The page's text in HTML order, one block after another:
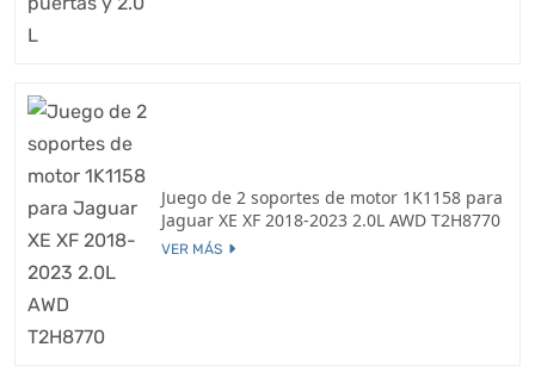
Juego de 2 soportes de motor 1K1158 para
Jaguar XE XF 2018-2023 2.0L AWD T2H8770
VER MÁS